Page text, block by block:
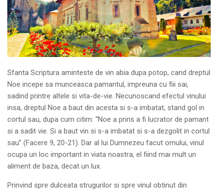
Sfanta Scriptura aminteste de vin abia dupa potop, cand dreptul
Noe incepe sa munceasca pamantul, impreuna cu fiii sai,
sadind printre altele si vita-de-vie. Necunoscand efectul vinului
insa, dreptul Noe a baut din acesta si s-a imbatat, stand gol in
cortul sau, dupa cum citim: “Noe a prins a fi lucrator de pamant
si a sadit vie. Si a baut vin si s-a imbatat si s-a dezgolit in cortul
sau” (Facere 9, 20-21). Dar al lui Dumnezeu facut omului, vinul
ocupa un loc important in viata noastra, el fiind mai mult un
aliment de baza, decat un lux.
Prinvind spre dulceata strugurilor si spre vinul obtinut din